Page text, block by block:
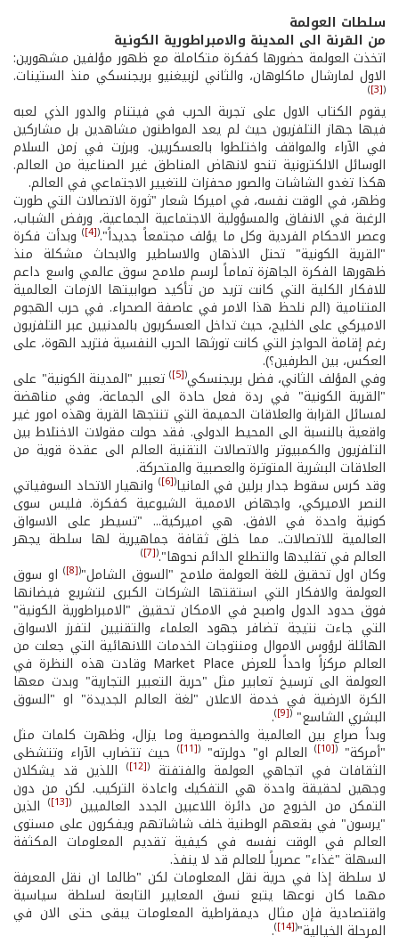
سلطات العولمة
من القرنة الى المدينة والامبراطورية الكونية
اتخذت العولمة حضورها كفكرة متكاملة مع ظهور مؤلفين مشهورين:
الاول لمارشال ماكلوهان، والثاني لزبيغنيو بريجنسكي منذ الستينات.
(
[3]
)
يقوم الكتاب الاول على تجربة الحرب في فيتنام والدور الذي لعبه
فيها جهاز التلفزيون حيث لم يعد المواطنون مشاهدين بل مشاركين
في الآراء والمواقف واختلطوا بالعسكريين. وبرزت في زمن السلام
الوسائل الالكترونية تنحو لانهاض المناطق غير الصناعية من العالم.
هكذا تغدو الشاشات والصور محفزات للتغيير الاجتماعي في العالم.
وظهر، في الوقت نفسه، في اميركا شعار "ثورة الاتصالات التي طورت
الرغبة في الانفاق والمسؤولية الاجتماعية الجماعية، ورفض الشباب،
وعصر الاحكام الفردية وكل ما يؤلف مجتمعاً جديداً".(
[4]
)وبدأت فكرة
"القرية الكونية" تحتل الاذهان والاساطير والابحاث مشكلة منذ
ظهورها الفكرة الجاهزة تماماً لرسم ملامح سوق عالمي واسع داعم
للافكار الكلية التي كانت تزيد من تأكيد صوابيتها الازمات العالمية
المتنامية (الم نلحظ هذا الامر في عاصفة الصحراء. في حرب الهجوم
الاميركي على الخليج، حيث تداخل العسكريون بالمدنيين عبر التلفزيون
رغم إقامة الحواجز التي كانت تورثها الحرب النفسية فتزيد الهوة، على
العكس، بين الطرفين؟).
وفي المؤلف الثاني، فضل بريجنسكي(
[5]
) تعبير "المدينة الكونية" على
"القرية الكونية" في ردة فعل حادة الى الجماعة، وفي مناهضة
لمسائل القرابة والعلاقات الحميمة التي تنتجها القرية وهذه امور غير
واقعية بالنسبة الى المحيط الدولي. فقد حولت مقولات الاختلاط بين
التلفزيون والكمبيوتر والاتصالات التقنية العالم الى عقدة قوية من
العلاقات البشرية المتوترة والعصبية والمتحركة.
وقد كرس سقوط جدار برلين في المانيا(
[6]
) وانهيار الاتحاد السوفياتي
النصر الاميركي، واجهاض الاممية الشيوعية كفكرة. فليس سوى
كونية واحدة في الافق. هي اميركية... "تسيطر على الاسواق
العالمية للاتصالات.. مما خلق ثقافة جماهيرية لها سلطة يجهر
العالم في تقليدها والتطلع الدائم نحوها".(
[7]
)
وكان اول تحقيق للغة العولمة ملامح "السوق الشامل"(
[8]
)او سوق
العولمة والافكار التي استقتها الشركات الكبرى لتشريع فيضانها
فوق حدود الدول واصبح في الامكان تحقيق "الامبراطورية الكونية"
التي جاءت نتيجة تضافر جهود العلماء والتقنيين لتفرز الاسواق
الهائلة لرؤوس الاموال ومنتوجات الخدمات اللانهائية التي جعلت من
العالم مركزاً واحداً للعرض Market Place وقادت هذه النظرة في
العولمة الى ترسيخ تعابير مثل "حرية التعبير التجارية" وبدت معها
الكرة الارضية في خدمة الاعلان "لغة العالم الجديدة" او "السوق
البشري الشاسع" (
[9]
)
.
وبدأ صراع بين العالمية والخصوصية وما يزال، وظهرت كلمات مثل
"أمركة" (
[10]
) العالم او" دولرته" (
[11]
) حيث تتضارب الآراء وتتشظى
الثقافات في اتجاهي العولمة والفتفتة(
[12]
) اللذين قد يشكلان
وجهين لحقيقة واحدة هي التفكيك واعادة التركيب. لكن من دون
التمكن من الخروج من دائرة اللاعبين الجدد العالميين (
[13]
)الذين
"يرسون" في بقعهم الوطنية خلف شاشاتهم ويفكرون على مستوى
العالم في الوقت نفسه في كيفية تقديم المعلومات المكثفة
السهلة "غذاء" عصرياً للعالم قد لا ينفذ.
لا سلطة إذا في حرية نقل المعلومات لكن "طالما ان نقل المعرفة
مهما كان نوعها يتبع نسق المعايير التابعة لسلطة سياسية
واقتصادية فإن مثال ديمقراطية المعلومات يبقى حتى الان في
المرحلة الخيالية"(
[14]
)
.